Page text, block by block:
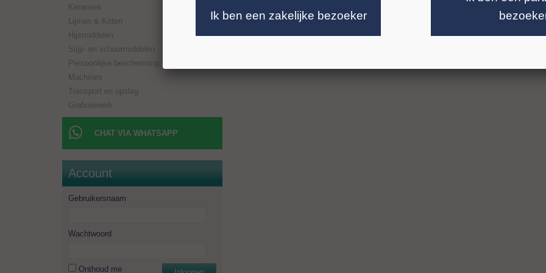
Keramiek
Lijmen & Kitten
Hijsmiddelen
Slijp- en schuurmiddelen
Persoonlijke bescherming
Machines
Transport en opslag
Grafsierwerk
CHAT VIA WHATSAPP
Account
Gebruikersnaam
Wachtwoord
Onthoud me
Ik ben een zakelijke bezoeker